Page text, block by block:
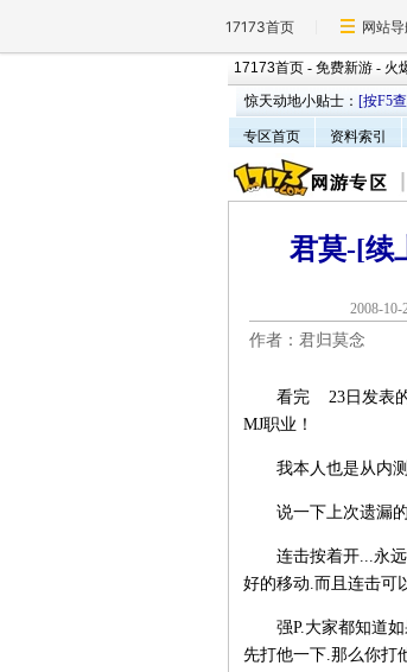
17173首页 网站
17173首页 - 免费新游 - 火
惊天动地小贴士： [按F5
专区首页 资料索引
君莫-[续
作者：君归莫念
看完 23日发表的剖
MJ职业！
我本人也是从内测
说一下上次遗漏的
连击按着开...永远
好的移动.而且连击可
强P.大家都知道如
先打他一下.那么你打